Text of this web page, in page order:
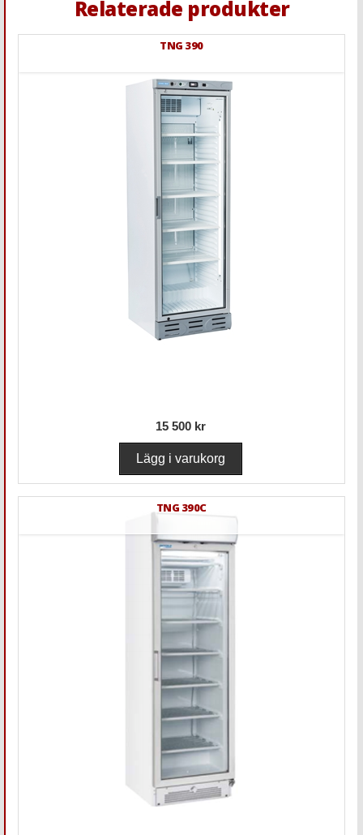
Relaterade produkter
TNG 390
15 500 kr
TNG 390C